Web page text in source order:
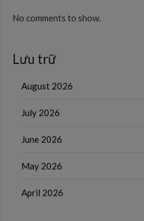
No comments to show.
Lưu trữ
August 2026
July 2026
June 2026
May 2026
April 2026